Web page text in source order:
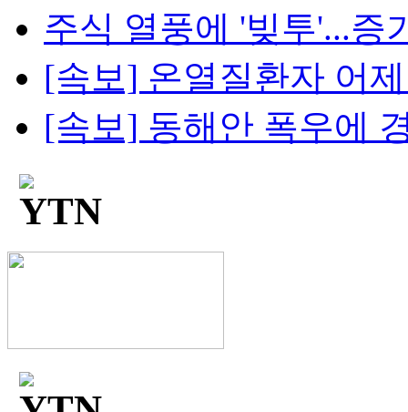
주식 열풍에 '빚투'...증
[속보] 온열질환자 어
[속보] 동해안 폭우에